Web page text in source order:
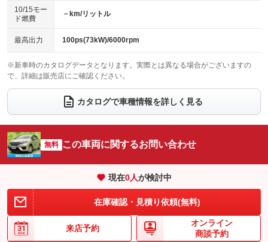
ベンチシート
：装備なし
チップアップシート
：装備なし
：装備なし ：装備なし
ウォークスルー
：装備なし
電動リアゲート フロントカメラ
：装備なし
：装備なし ：装備なし
サイドカメラ
：装備なし ルーフレール
：装備なし
：装備なし
：装備なし
10/15モー
ド燃費
－km/リットル
最高出力 100ps(73kW)/6000rpm
※新車時のカタログデータとなります。実際とは異なる場合がございますの
で、詳細は販売店にご確認ください。
カタログで車種情報を詳しく見る
無料 この車両に関するお問い合わせ
現在0人が検討中
在庫確認・見積り依頼(無料)
来店予約
オンライン
商談予約